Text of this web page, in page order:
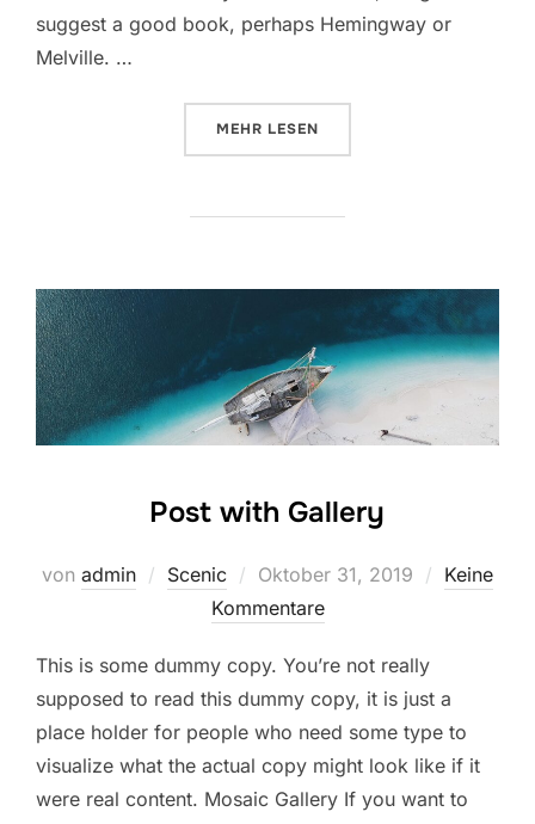
suggest a good book, perhaps Hemingway or
Melville. …
MEHR ÜBER „TESTING THE ELEMENTS“
LESEN
Post with Gallery
von admin Scenic
Veröffentlicht
am
Oktober 31, 2019
Keine
Kommentare
This is some dummy copy. You’re not really
supposed to read this dummy copy, it is just a
place holder for people who need some type to
visualize what the actual copy might look like if it
were real content. Mosaic Gallery If you want to